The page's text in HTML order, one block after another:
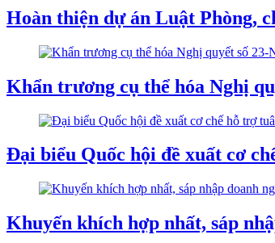
Hoàn thiện dự án Luật Phòng,
Khẩn trương cụ thể hóa Nghị
Đại biểu Quốc hội đề xuất cơ
Khuyến khích hợp nhất, sáp